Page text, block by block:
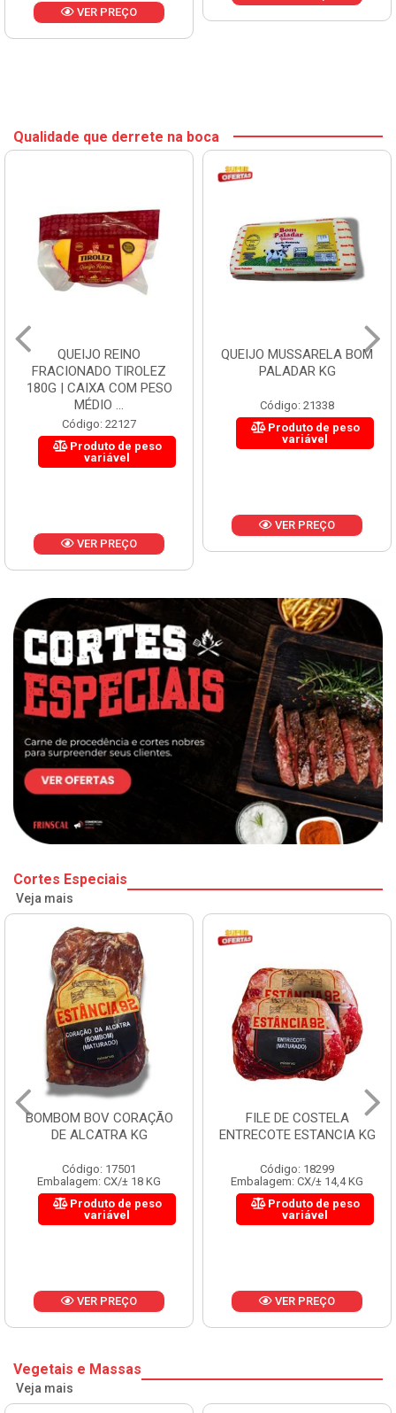
VER PREÇO
Qualidade que derrete na boca
QUEIJO REINO
FRACIONADO TIROLEZ
180G | CAIXA COM PESO
MÉDIO ...
Código: 22127
Produto de peso
variável
VER PREÇO
QUEIJO MUSSARELA BOM
PALADAR KG
Código: 21338
Produto de peso
variável
VER PREÇO
Cortes Especiais
Veja mais
BOMBOM BOV CORAÇÃO
DE ALCATRA KG
Código: 17501
Embalagem: CX/± 18 KG
Produto de peso
variável
VER PREÇO
FILE DE COSTELA
ENTRECOTE ESTANCIA KG
Código: 18299
Embalagem: CX/± 14,4 KG
Produto de peso
variável
VER PREÇO
Vegetais e Massas
Veja mais